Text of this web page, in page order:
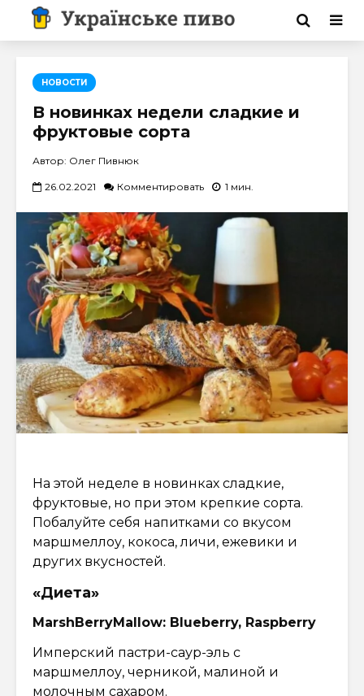
НОВОСТИ
В новинках недели сладкие и
фруктовые сорта
Автор: Олег Пивнюк
26.02.2021 Комментировать 1 мин.
На этой неделе в новинках сладкие,
фруктовые, но при этом крепкие сорта.
Побалуйте себя напитками со вкусом
маршмеллоу, кокоса, личи, ежевики и
других вкусностей.
«Диета»
MarshBerryMallow: Blueberry, Raspberry
Имперский пастри-саур-эль с
маршмеллоу, черникой, малиной и
молочным сахаром.